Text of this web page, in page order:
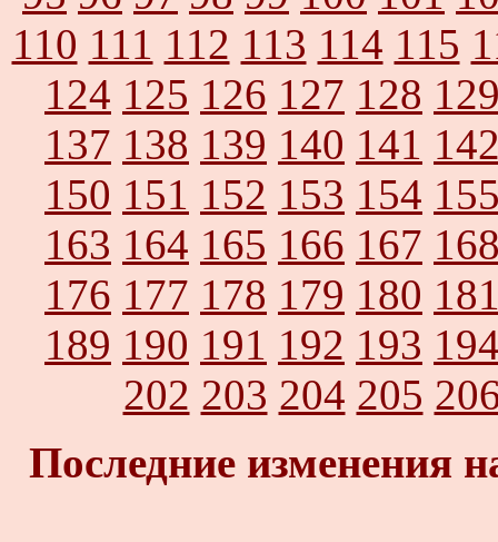
110 111 112 113 114 115
124 125 126 127 128
137 138 139 140 141
150 151 152 153 154
163 164 165 166 167
176 177 178 179 180
189 190 191 192 193
202 203 204 205
Последние изменения